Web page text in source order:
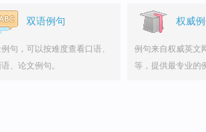
双语例句
句，可以按难度查看口语、
、论文例句。
权威
例句来自权威英文
等，提供最专业的